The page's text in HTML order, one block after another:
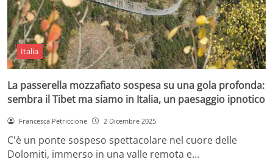
Italia
La passerella mozzafiato sospesa su una gola profonda:
sembra il Tibet ma siamo in Italia, un paesaggio ipnotico
Francesca Petriccione 2 Dicembre 2025
C'è un ponte sospeso spettacolare nel cuore delle
Dolomiti, immerso in una valle remota e…